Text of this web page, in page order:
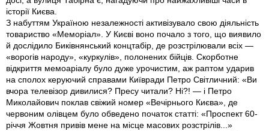
iсторiї Києва.
З набуттям Україною незалежностi активiзувало свою дiяльнiсть
товариство «Меморiал». У Києвi воно почало з того, що виявило
й дослiдило Бикiвнянський концтабiр, де розстрiлювали всiх —
«ворогiв народу», «куркулiв», полонених бiйцiв. Скорботне
вiдкриття мемоарiалу було дуже урочистим, аж раптом ударив
на сполох керуючий справами Київради Петро Свiтличний: «Ви
вчора телевiзор дивилися? Пресу читали? Нi?! — i Петро
Миколайович поклав свiжий номер «Вечiрнього Києва», де
червоним олiвцем було обведено початок статтi: «Проспект 60-
рiччя Жовтня привiв мене на мiсце масових розстрiлiв...»